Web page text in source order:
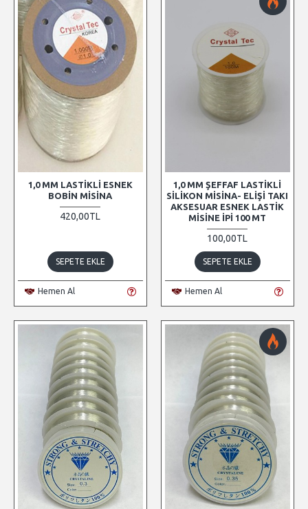
1,0 MM LASTIKLI ESNEK
BOBIN MISINA
420,00TL
SEPETE EKLE
Hemen Al
1,0 MM ŞEFFAF LASTIKLI
SILIKON MISINA- ELIŞI TAKI
AKSESUAR ESNEK LASTIK
MISINE İPI 100 MT
100,00TL
SEPETE EKLE
Hemen Al